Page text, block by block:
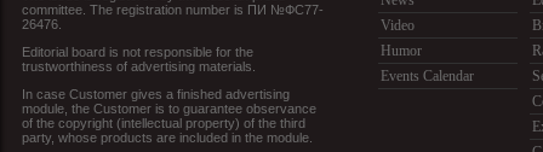
committee. The registration number is ПИ №ФС77-
26476.
Editorial board is not responsible for the
trustworthiness of advertising materials.
In case Customer gives a finished advertising
module, the Customer is to guarantee observance
of the copyright (intellectual property) of the third
party, whose products are included in the module.
Video
Humor
Events Calendar